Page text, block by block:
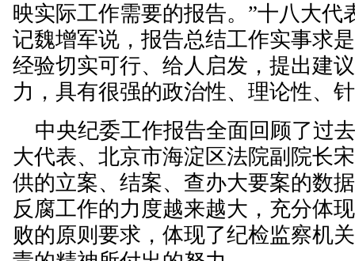
映实际工作需要的报告。”十八大代
记魏增军说，报告总结工作实事求
经验切实可行、给人启发，提出建
力，具有很强的政治性、理论性、
中央纪委工作报告全面回顾了过
大代表、北京市海淀区法院副院长
供的立案、结案、查办大要案的数
反腐工作的力度越来越大，充分体
败的原则要求，体现了纪检监察机